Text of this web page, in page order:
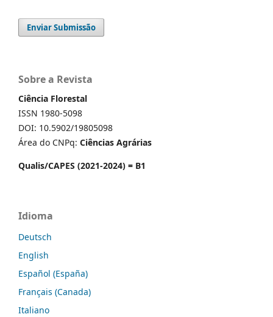
Enviar Submissão
Sobre a Revista
Ciência Florestal
ISSN 1980-5098
DOI: 10.5902/19805098
Área do CNPq: Ciências Agrárias
Qualis/CAPES (2021-2024) = B1
Idioma
Deutsch
English
Español (España)
Français (Canada)
Italiano